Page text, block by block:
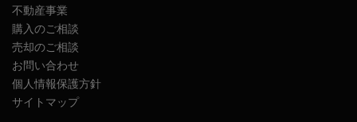
不動産事業
購入のご相談
売却のご相談
お問い合わせ
個人情報保護方針
サイトマップ